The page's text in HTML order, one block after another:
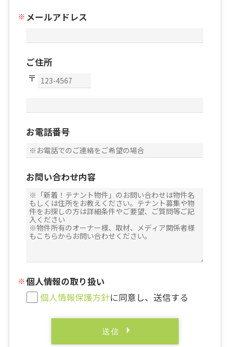
メールアドレス
ご住所
お電話番号
お問い合わせ内容
個人情報の取り扱い
個人情報保護方針に同意し、送信する